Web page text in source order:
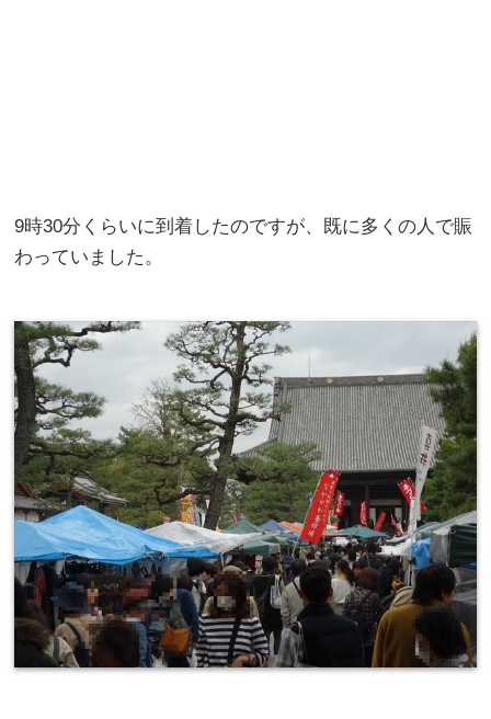
9時30分くらいに到着したのですが、既に多くの人で賑
わっていました。